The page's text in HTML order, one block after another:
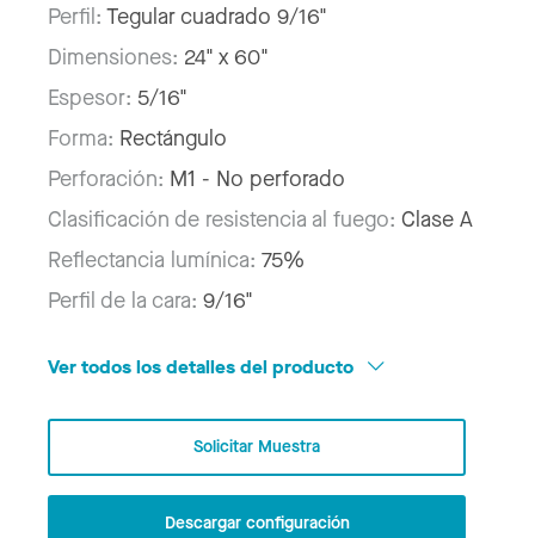
Perfil: Tegular cuadrado 9/16"
Dimensiones: 24" x 60"
Espesor: 5/16"
Forma: Rectángulo
Perforación: M1 - No perforado
Clasificación de resistencia al fuego: Clase A
Reflectancia lumínica: 75%
Perfil de la cara: 9/16"
Ver todos los detalles del producto
Solicitar Muestra
Descargar configuración